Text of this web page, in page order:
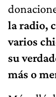
la radio,
varios
su
más o